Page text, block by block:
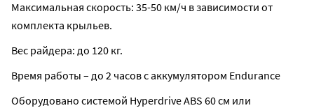
Максимальная скорость: 35-50 км/ч в зависимости от
комплекта крыльев.
Вес райдера: до 120 кг.
Время работы – до 2 часов с аккумулятором Endurance
Оборудовано системой Hyperdrive ABS 60 см или